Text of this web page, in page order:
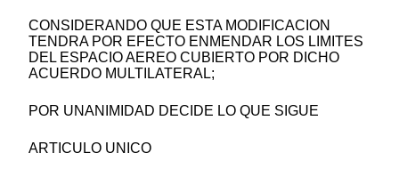
CONSIDERANDO QUE ESTA MODIFICACION
TENDRA POR EFECTO ENMENDAR LOS LIMITES
DEL ESPACIO AEREO CUBIERTO POR DICHO
ACUERDO MULTILATERAL;
POR UNANIMIDAD DECIDE LO QUE SIGUE
ARTICULO UNICO